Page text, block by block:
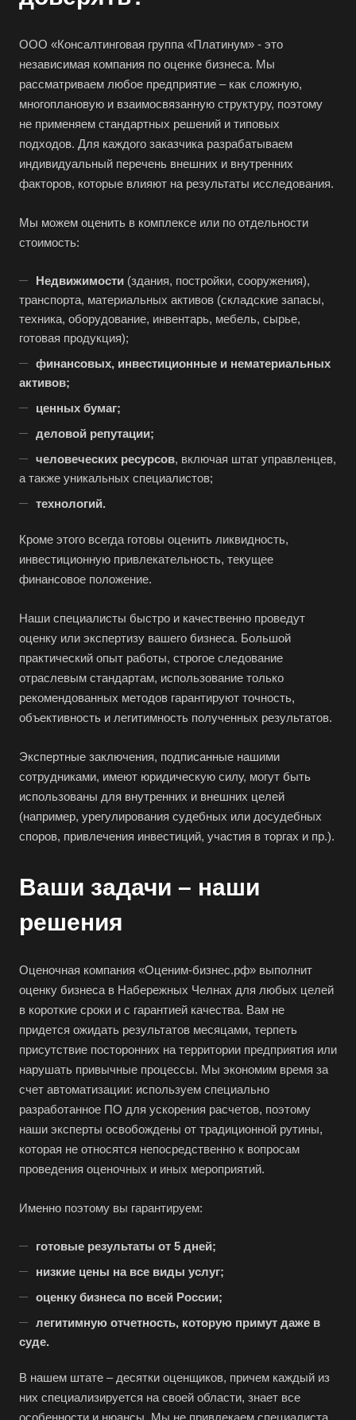
ООО «Консалтинговая группа «Платинум» - это
независимая компания по оценке бизнеса. Мы
рассматриваем любое предприятие – как сложную,
многоплановую и взаимосвязанную структуру, поэтому
не применяем стандартных решений и типовых
подходов. Для каждого заказчика разрабатываем
индивидуальный перечень внешних и внутренних
факторов, которые влияют на результаты исследования.
Мы можем оценить в комплексе или по отдельности
стоимость:
Недвижимости (здания, постройки, сооружения),
транспорта, материальных активов (складские запасы,
техника, оборудование, инвентарь, мебель, сырье,
готовая продукция);
финансовых, инвестиционные и нематериальных
активов;
ценных бумаг;
деловой репутации;
человеческих ресурсов, включая штат управленцев,
а также уникальных специалистов;
технологий.
Кроме этого всегда готовы оценить ликвидность,
инвестиционную привлекательность, текущее
финансовое положение.
Наши специалисты быстро и качественно проведут
оценку или экспертизу вашего бизнеса. Большой
практический опыт работы, строгое следование
отраслевым стандартам, использование только
рекомендованных методов гарантируют точность,
объективность и легитимность полученных результатов.
Экспертные заключения, подписанные нашими
сотрудниками, имеют юридическую силу, могут быть
использованы для внутренних и внешних целей
(например, урегулирования судебных или досудебных
споров, привлечения инвестиций, участия в торгах и пр.).
Ваши задачи – наши
решения
Оценочная компания «Оценим-бизнес.рф» выполнит
оценку бизнеса в Набережных Челнах для любых целей
в короткие сроки и с гарантией качества. Вам не
придется ожидать результатов месяцами, терпеть
присутствие посторонних на территории предприятия или
нарушать привычные процессы. Мы экономим время за
счет автоматизации: используем специально
разработанное ПО для ускорения расчетов, поэтому
наши эксперты освобождены от традиционной рутины,
которая не относятся непосредственно к вопросам
проведения оценочных и иных мероприятий.
Именно поэтому вы гарантируем:
готовые результаты от 5 дней;
низкие цены на все виды услуг;
оценку бизнеса по всей России;
легитимную отчетность, которую примут даже в
суде.
В нашем штате – десятки оценщиков, причем каждый из
них специализируется на своей области, знает все
особенности и нюансы. Мы не привлекаем специалиста
Выберите ваш город
Например:Набережные Челны
Абакан